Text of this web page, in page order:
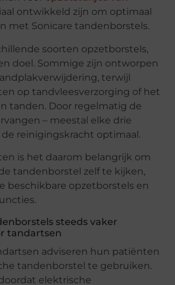
ontwikkeld zijn om optimaal
met Sonicare tandenborstels.
soorten opzetborstels,
doel. Sommige zijn ontworpen
terwijl
op tandvleesverzorging of het
tanden. Door regelmatig de
– meestal elke drie
reinigingskracht optimaal.
is het daarom belangrijk om
tandenborstel zelf te kijken,
beschikbare opzetborstels en
steeds vaker
tandartsen
adviseren hun patiënten
tandenborstel te gebruiken.
elektrische